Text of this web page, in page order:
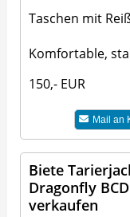
Taschen mit
Komfortable,
150,- EUR
Mail an
Biete
Dragonfly
verkaufen